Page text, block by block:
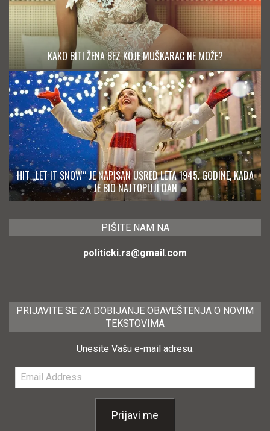
KAKO BITI ŽENA BEZ KOJE MUŠKARAC NE MOŽE?
HIT „LET IT SNOW“ JE NAPISAN USRED LETA 1945. GODINE, KADA
JE BIO NAJTOPLIJI DAN
PIŠITE NAM NA
politicki.rs@gmail.com
PRIJAVITE SE ZA DOBIJANJE OBAVEŠTENJA O NOVIM
TEKSTOVIMA
Unesite Vašu e-mail adresu.
Email
Address
Prijavi me